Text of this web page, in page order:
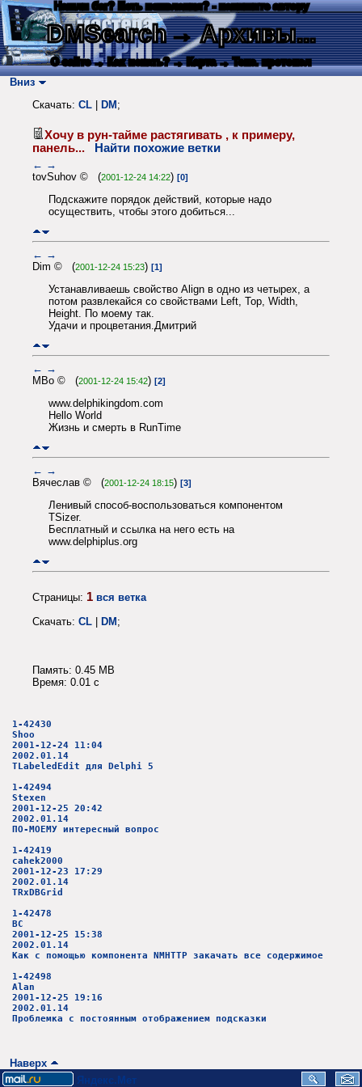
Нашли баг? Есть пожелания? - напишите автору
DMSearch→ Архивы...
О сайте → Как искать? → Карта → Текс. протокол
Вниз
Скачать: CL DM ;
Хочу в рун-тайме растягивать , к примеру,
панель...
Найти похожие ветки
← →
tovSuhov © (2001-12-24 14:22) [0]
Подскажите порядок действий, которые надо
осуществить, чтобы этого добиться...
← →
Dim © (2001-12-24 15:23) [1]
Устанавливаешь свойство Align в одно из четырех, а
потом развлекайся со свойствами Left, Top, Width,
Height. По моему так.
Удачи и процветания.Дмитрий
← →
MBo © (2001-12-24 15:42) [2]
www.delphikingdom.com
Hello World
Жизнь и смерть в RunTime
← →
Вячеслав © (2001-12-24 18:15) [3]
Ленивый способ-воспользоваться компонентом
TSizer.
Бесплатный и ссылка на него есть на
www.delphiplus.org
Страницы: 1 вся ветка
Скачать: CL | DM;
Память: 0.45 MB
Время: 0.01 c
1-42430
Shoo
2001-12-24 11:04
2002.01.14
TLabeledEdit для Delphi 5
1-42494
Stexen
2001-12-25 20:42
2002.01.14
ПО-МОЕМУ интересный вопрос
1-42419
cahek2000
2001-12-23 17:29
2002.01.14
TRxDBGrid
1-42478
ВС
2001-12-25 15:38
2002.01.14
Как с помощью компонента NMHTTP закачать все содержимое
1-42498
Alan
2001-12-25 19:16
2002.01.14
Проблемка с постоянным отображением подсказки
Наверх